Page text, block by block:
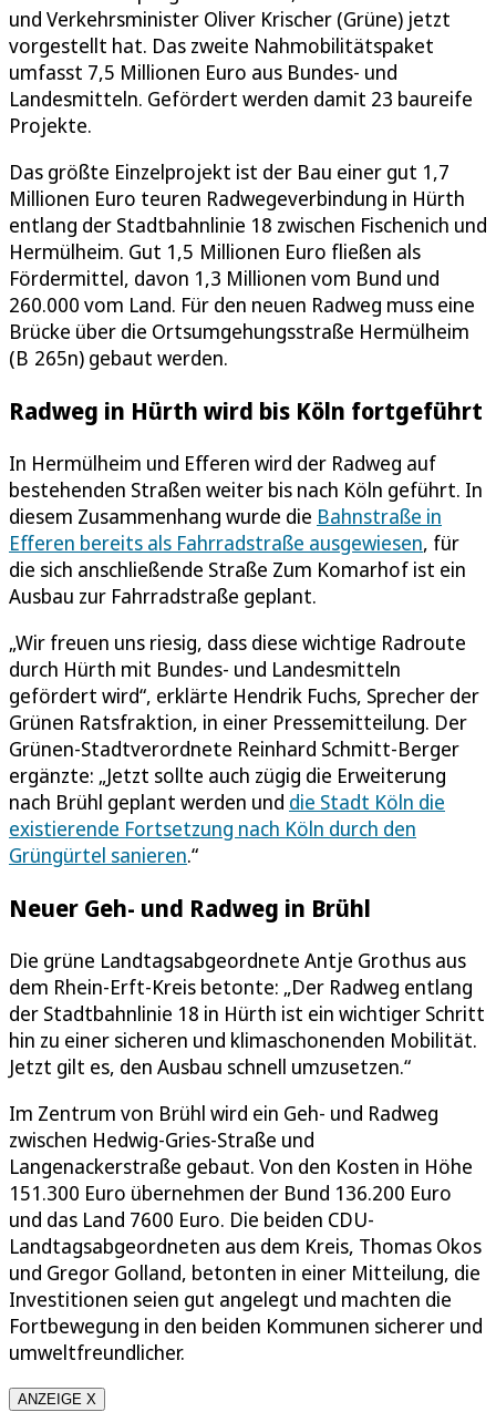
und Verkehrsminister Oliver Krischer (Grüne) jetzt
vorgestellt hat. Das zweite Nahmobilitätspaket
umfasst 7,5 Millionen Euro aus Bundes- und
Landesmitteln. Gefördert werden damit 23 baureife
Projekte.
Das größte Einzelprojekt ist der Bau einer gut 1,7
Millionen Euro teuren Radwegeverbindung in Hürth
entlang der Stadtbahnlinie 18 zwischen Fischenich und
Hermülheim. Gut 1,5 Millionen Euro fließen als
Fördermittel, davon 1,3 Millionen vom Bund und
260.000 vom Land. Für den neuen Radweg muss eine
Brücke über die Ortsumgehungsstraße Hermülheim
(B 265n) gebaut werden.
Radweg in Hürth wird bis Köln fortgeführt
In Hermülheim und Efferen wird der Radweg auf
bestehenden Straßen weiter bis nach Köln geführt. In
diesem Zusammenhang wurde die Bahnstraße in
Efferen bereits als Fahrradstraße ausgewiesen, für
die sich anschließende Straße Zum Komarhof ist ein
Ausbau zur Fahrradstraße geplant.
„Wir freuen uns riesig, dass diese wichtige Radroute
durch Hürth mit Bundes- und Landesmitteln
gefördert wird“, erklärte Hendrik Fuchs, Sprecher der
Grünen Ratsfraktion, in einer Pressemitteilung. Der
Grünen-Stadtverordnete Reinhard Schmitt-Berger
ergänzte: „Jetzt sollte auch zügig die Erweiterung
nach Brühl geplant werden und die Stadt Köln die
existierende Fortsetzung nach Köln durch den
Grüngürtel sanieren.“
Neuer Geh- und Radweg in Brühl
Die grüne Landtagsabgeordnete Antje Grothus aus
dem Rhein-Erft-Kreis betonte: „Der Radweg entlang
der Stadtbahnlinie 18 in Hürth ist ein wichtiger Schritt
hin zu einer sicheren und klimaschonenden Mobilität.
Jetzt gilt es, den Ausbau schnell umzusetzen.“
Im Zentrum von Brühl wird ein Geh- und Radweg
zwischen Hedwig-Gries-Straße und
Langenackerstraße gebaut. Von den Kosten in Höhe
151.300 Euro übernehmen der Bund 136.200 Euro
und das Land 7600 Euro. Die beiden CDU-
Landtagsabgeordneten aus dem Kreis, Thomas Okos
und Gregor Golland, betonten in einer Mitteilung, die
Investitionen seien gut angelegt und machten die
Fortbewegung in den beiden Kommunen sicherer und
umweltfreundlicher.
ANZEIGE X